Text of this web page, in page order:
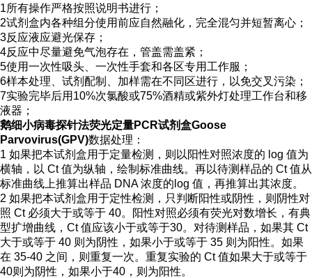
1所有操作严格按照说明书进行；
2试剂盒内各种组分使用前应自然融化，完全混匀并短暂离心；
3反应液应避光保存；
4反应中尽量避免气泡存在，管盖需盖紧；
5使用一次性吸头、一次性手套和各区专用工作服；
6样本处理、试剂配制、加样需在不同区进行，以免交叉污染；
7实验完毕后用10%次氯酸或75%酒精或紫外灯处理工作台和移
液器；
鹅细小病毒探针法荧光定量PCR试剂盒Goose
Parvovirus(GPV)数据处理：
1 如果把本试剂盒用于定量检测，则以阳性对照浓度的 log 值为
横轴，以 Ct 值为纵轴，绘制标准曲线。再以待测样品的 Ct 值从
标准曲线上推算出样品 DNA 浓度的log 值，再推算出其浓度。
2 如果把本试剂盒用于定性检测，只判断阳性或阴性，则阴性对
照 Ct 必须大于或等于 40。阳性对照必须有荧光对数增长，有典
型扩增曲线，Ct 值应该小于或等于30。对待测样品，如果其 Ct
大于或等于 40 则为阴性，如果小于或等于 35 则为阳性。如果
在 35-40 之间，则重复一次。重复实验的 Ct 值如果大于或等于
40则为阴性，如果小于40，则为阳性。